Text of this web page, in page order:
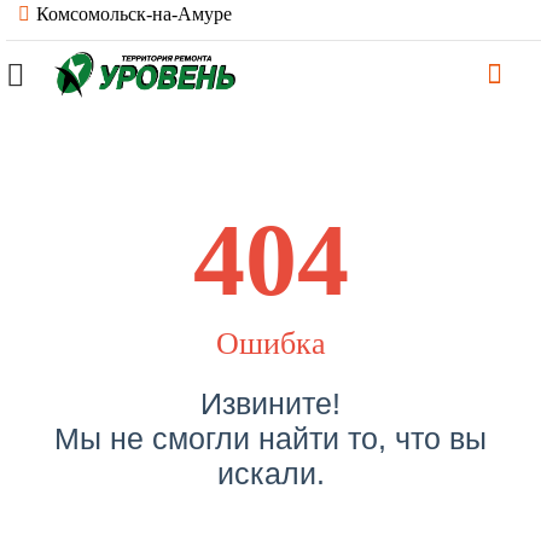
Комсомольск-на-Амуре
404
Ошибка
Извините!
Мы не смогли найти то, что вы
искали.